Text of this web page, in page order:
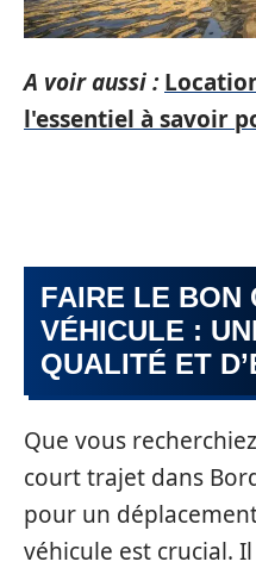
A voir aussi :
l'essentiel à savoir
FAIRE LE BON
VÉHICULE :
QUALITÉ ET
Que vous
court trajet dans
pour un
véhicule est crucial.